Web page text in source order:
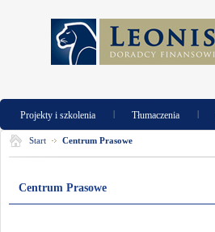
Projekty i szkolenia | Tłumaczenia |
Start Centrum Prasowe
Centrum Prasowe